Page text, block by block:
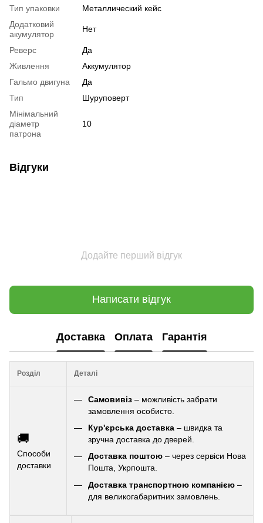
Тип упаковки
Металлический кейс
Додатковий
акумулятор
Нет
Реверс
Да
Живлення
Аккумулятор
Гальмо двигуна
Да
Тип
Шуруповерт
Мінімальний
діаметр
патрона
10
Відгуки
Додайте перший відгук
Написати відгук
Доставка Оплата Гарантія
Розділ Деталі
🚚
Способи
доставки
Самовивіз – можливість забрати
замовлення особисто.
Кур'єрська доставка – швидка та
зручна доставка до дверей.
Доставка поштою – через сервіси Нова
Пошта, Укрпошта.
Доставка транспортною компанією –
для великогабаритних замовлень.